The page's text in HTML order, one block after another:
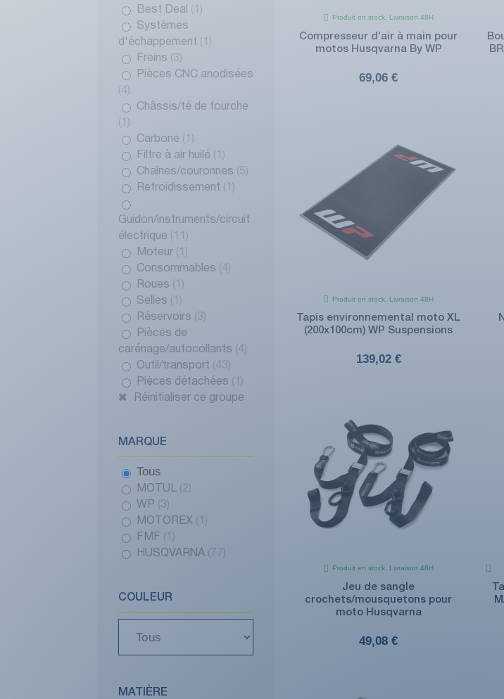
Best Deal
Systèmes
d'échappement
Freins
(3)
Pièces CNC anodisées
(4)
Châssis/té de fourche
Carbone
Filtre à air huilé
Chaînes/couronnes
(5)
Refroidissement
Guidon/instruments/circuit
électrique
Moteur
Consommables
(4)
Roues
Selles
Réservoirs
(3)
Pièces de
carénage/autocollants
(4)
Outil/transport
(43)
Pièces détachées
Réinitialiser ce groupe
MARQUE
Tous
MOTUL
(2)
WP
(3)
MOTOREX
FMF
HUSQVARNA
(77)
COULEUR
MATIÈRE
Produit en stock. Livraison 48H
Compresseur d'air à main pour
motos Husqvarna By WP
69,06 €
Produit en stock. Livraison 48H
Tapis environnemental moto XL
(200x100cm) WP Suspensions
139,02 €
Produit en stock. Livraison 48H
Jeu de sangle
crochets/mousquetons pour
moto Husqvarna
49,08 €